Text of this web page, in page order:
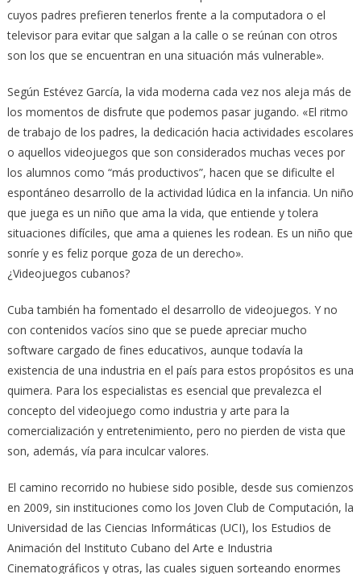
cuyos padres prefieren tenerlos frente a la computadora o el
televisor para evitar que salgan a la calle o se reúnan con otros
son los que se encuentran en una situación más vulnerable».
Según Estévez García, la vida moderna cada vez nos aleja más de
los momentos de disfrute que podemos pasar jugando. «El ritmo
de trabajo de los padres, la dedicación hacia actividades escolares
o aquellos videojuegos que son considerados muchas veces por
los alumnos como “más productivos”, hacen que se dificulte el
espontáneo desarrollo de la actividad lúdica en la infancia. Un niño
que juega es un niño que ama la vida, que entiende y tolera
situaciones difíciles, que ama a quienes les rodean. Es un niño que
sonríe y es feliz porque goza de un derecho».
¿Videojuegos cubanos?
Cuba también ha fomentado el desarrollo de videojuegos. Y no
con contenidos vacíos sino que se puede apreciar mucho
software cargado de fines educativos, aunque todavía la
existencia de una industria en el país para estos propósitos es una
quimera. Para los especialistas es esencial que prevalezca el
concepto del videojuego como industria y arte para la
comercialización y entretenimiento, pero no pierden de vista que
son, además, vía para inculcar valores.
El camino recorrido no hubiese sido posible, desde sus comienzos
en 2009, sin instituciones como los Joven Club de Computación, la
Universidad de las Ciencias Informáticas (UCI), los Estudios de
Animación del Instituto Cubano del Arte e Industria
Cinematográficos y otras, las cuales siguen sorteando enormes